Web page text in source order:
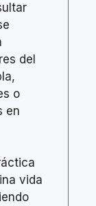
del
o
en
vida